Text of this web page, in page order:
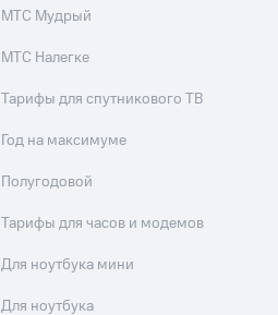
МТС Мудрый
МТС Налегке
Тарифы для спутникового ТВ
Год на максимуме
Полугодовой
Тарифы для часов и модемов
Для ноутбука мини
Для ноутбука